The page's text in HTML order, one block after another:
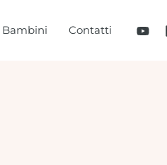
Bambini Contatti